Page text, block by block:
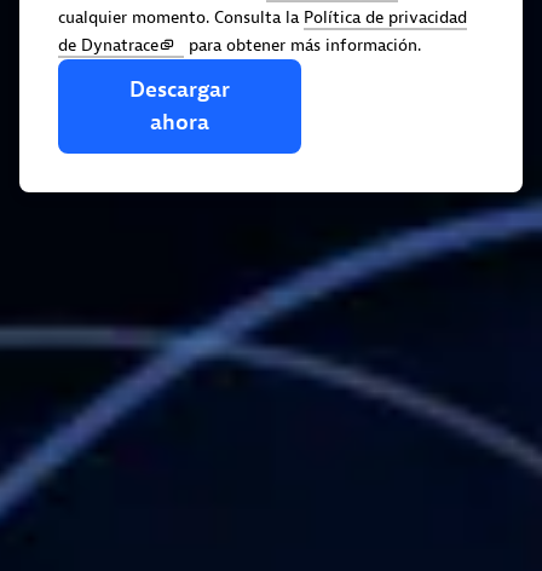
cualquier momento. Consulta la Política de privacidad
de Dynatrace
para obtener más información.
Descargar
ahora